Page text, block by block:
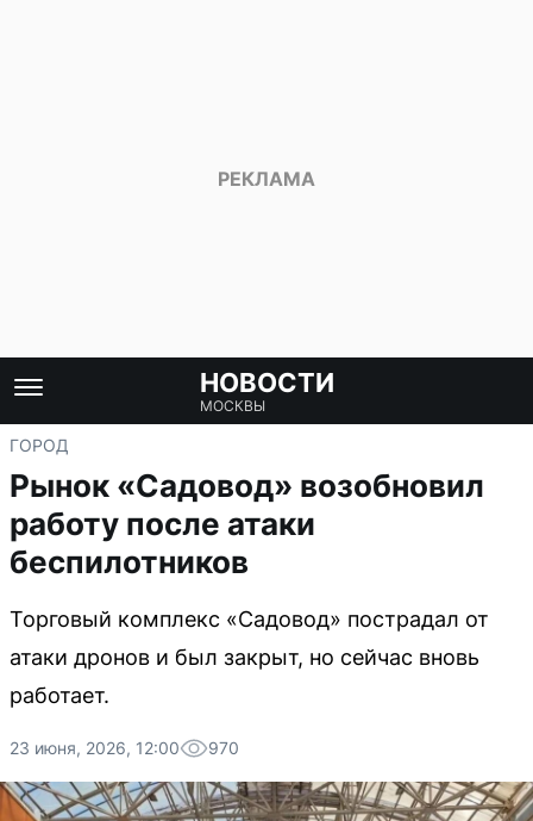
НОВОСТИ
МОСКВЫ
ГОРОД
Рынок «Садовод» возобновил
работу после атаки
беспилотников
Торговый комплекс «Садовод» пострадал от
атаки дронов и был закрыт, но сейчас вновь
работает.
23 июня, 2026, 12:00 970